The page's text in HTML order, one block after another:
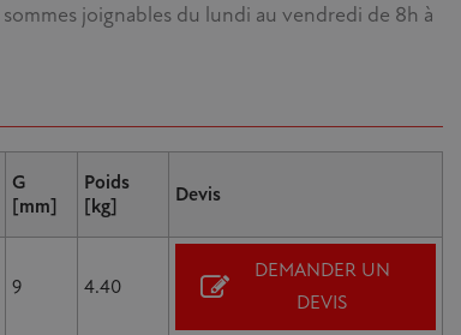
joignables du lundi au vendredi de 8h à
G
[mm]
Poids
[kg]
Devis
9 4.40
DEMANDER UN
DEVIS